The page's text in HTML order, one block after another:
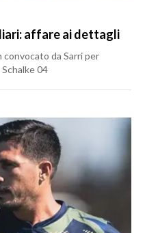
affare ai dettagli
convocato da Sarri per
04